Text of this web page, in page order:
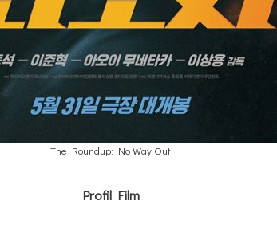
The Roundup: No Way Out
Profil Film